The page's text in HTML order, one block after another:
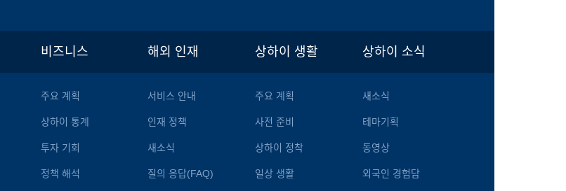
비즈니스
주요 계획
상하이 통계
투자 기회
정책 해석
해외 인재
서비스 안내
인재 정책
새소식
질의 응답(FAQ)
상하이 생활
주요 계획
사전 준비
상하이 정착
일상 생활
상하이 소식
새소식
테마기획
동영상
외국인 경험담